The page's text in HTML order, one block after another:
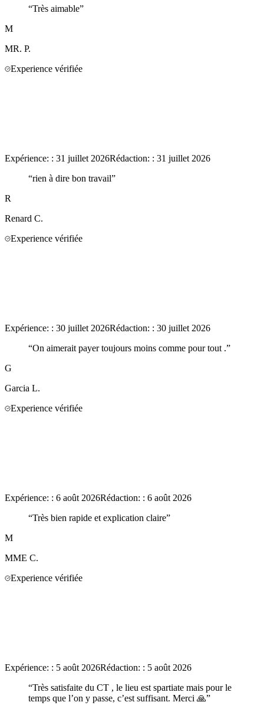
“Très aimable”
M
MR. P.
Experience vérifiée
Expérience: : 31 juillet 2026Rédaction: : 31 juillet 2026
“rien à dire bon travail”
R
Renard C.
Experience vérifiée
Expérience: : 30 juillet 2026Rédaction: : 30 juillet 2026
“On aimerait payer toujours moins comme pour tout .”
G
Garcia L.
Experience vérifiée
Expérience: : 6 août 2026Rédaction: : 6 août 2026
“Très bien rapide et explication claire”
M
MME C.
Experience vérifiée
Expérience: : 5 août 2026Rédaction: : 5 août 2026
“Très satisfaite du CT , le lieu est spartiate mais pour le
temps que l’on y passe, c’est suffisant. Merci 🙏”